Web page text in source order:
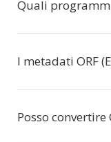
Quali
I metadati ORF
Posso convertire